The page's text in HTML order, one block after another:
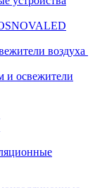
воздуха
освежители